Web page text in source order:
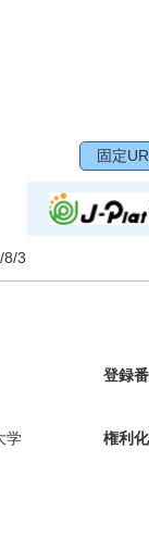
固定
8/3
登録
学 権利